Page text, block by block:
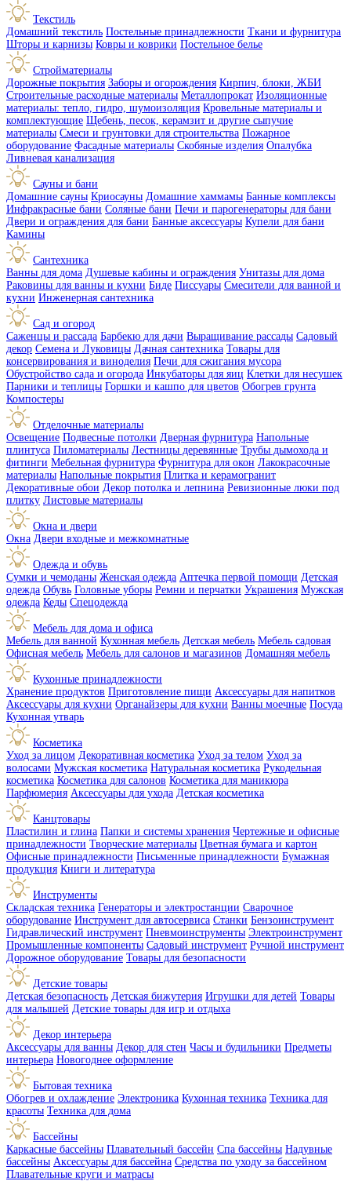
Текстиль
Домашний текстиль Постельные принадлежности Ткани и фурнитура
Шторы и карнизы Ковры и коврики Постельное белье
Стройматериалы
Дорожные покрытия Заборы и огорождения Кирпич, блоки, ЖБИ
Строительные расходные материалы Металлопрокат Изоляционные
материалы: тепло, гидро, шумоизоляция Кровельные материалы и
комплектующие Щебень, песок, керамзит и другие сыпучие
материалы Смеси и грунтовки для строительства Пожарное
оборудование Фасадные материалы Скобяные изделия Опалубка
Ливневая канализация
Сауны и бани
Домашние сауны Криосауны Домашние хаммамы Банные комплексы
Инфракрасные бани Соляные бани Печи и парогенераторы для бани
Двери и ограждения для бани Банные аксессуары Купели для бани
Камины
Сантехника
Ванны для дома Душевые кабины и ограждения Унитазы для дома
Раковины для ванны и кухни Биде Писсуары Смесители для ванной и
кухни Инженерная сантехника
Сад и огород
Саженцы и рассада Барбекю для дачи Выращивание рассады Садовый
декор Семена и Луковицы Дачная сантехника Товары для
консервирования и виноделия Печи для сжигания мусора
Обустройство сада и огорода Инкубаторы для яиц Клетки для несушек
Парники и теплицы Горшки и кашпо для цветов Обогрев грунта
Компостеры
Отделочные материалы
Освещение Подвесные потолки Дверная фурнитура Напольные
плинтуса Пиломатериалы Лестницы деревянные Трубы дымохода и
фитинги Мебельная фурнитура Фурнитура для окон Лакокрасочные
материалы Напольные покрытия Плитка и керамогранит
Декоративные обои Декор потолка и лепнина Ревизионные люки под
плитку Листовые материалы
Окна и двери
Окна Двери входные и межкомнатные
Одежда и обувь
Сумки и чемоданы Женская одежда Аптечка первой помощи Детская
одежда Обувь Головные уборы Ремни и перчатки Украшения Мужская
одежда Кеды Спецодежда
Мебель для дома и офиса
Мебель для ванной Кухонная мебель Детская мебель Мебель садовая
Офисная мебель Мебель для салонов и магазинов Домашняя мебель
Кухонные принадлежности
Хранение продуктов Приготовление пищи Аксессуары для напитков
Аксессуары для кухни Органайзеры для кухни Ванны моечные Посуда
Кухонная утварь
Косметика
Уход за лицом Декоративная косметика Уход за телом Уход за
волосами Мужская косметика Натуральная косметика Рукодельная
косметика Косметика для салонов Косметика для маникюра
Парфюмерия Аксессуары для ухода Детская косметика
Канцтовары
Пластилин и глина Папки и системы хранения Чертежные и офисные
принадлежности Творческие материалы Цветная бумага и картон
Офисные принадлежности Письменные принадлежности Бумажная
продукция Книги и литература
Инструменты
Складская техника Генераторы и электростанции Сварочное
оборудование Инструмент для автосервиса Станки Бензоинструмент
Гидравлический инструмент Пневмоинструменты Электроинструмент
Промышленные компоненты Садовый инструмент Ручной инструмент
Дорожное оборудование Товары для безопасности
Детские товары
Детская безопасность Детская бижутерия Игрушки для детей Товары
для малышей Детские товары для игр и отдыха
Декор интерьера
Аксессуары для ванны Декор для стен Часы и будильники Предметы
интерьера Новогоднее оформление
Бытовая техника
Обогрев и охлаждение Электроника Кухонная техника Техника для
красоты Техника для дома
Бассейны
Каркасные бассейны Плавательный бассейн Спа бассейны Надувные
бассейны Аксессуары для бассейна Средства по уходу за бассейном
Плавательные круги и матрасы